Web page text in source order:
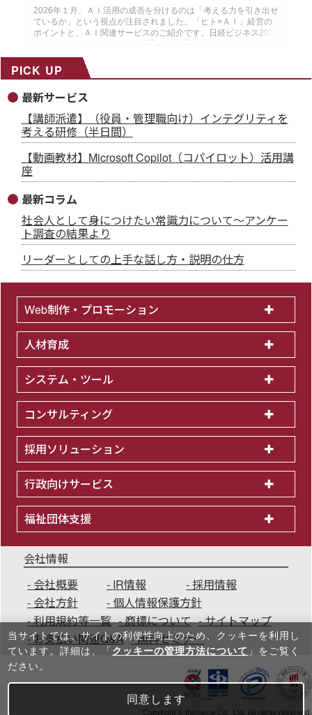
月14日配信
2026年１月、ＡＩ活用の成否を分けるのは「考える力を引き出せ
ているか」という視点が注目されました。「ヒト×ＡＩ」経営の
ポイントと、ＡＩ関連サービスのご紹介です。日経ビジネス2025
ールマガジン26年１月14配信分です。
PICK UP
最新サービス
【講師派遣】（役員・管理職向け）インテグリティを
考える研修（半日間）
【動画教材】Microsoft Copilot（コパイロット）活用講
座
最新コラム
社会人として身につけたい常識力について～アンケー
ト調査の結果より
リーダーとしての上手な話し方・説明の仕方
Web制作・プロモーション
人材育成
システム・ツール
コンサルティング
採用ソリューション
行政向けサービス
福祉団体支援
会社情報
会社概要
IR情報
採用情報
会社方針
個人情報保護方針
利用規約等一覧
商標について
サイトマップ
お支払い関連Q&A
無料セミナー
Copyright © Insource Co., Ltd. All rights reserved.
当サイトでは、サイトの利便性向上のため、クッキーを利⽤し
ています。詳細は、「 クッキーの管理方法について 」をご覧く
ださい。
同意します